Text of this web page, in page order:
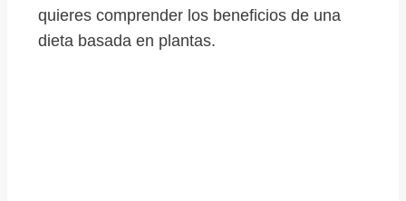
quieres comprender los beneficios de una
dieta basada en plantas.